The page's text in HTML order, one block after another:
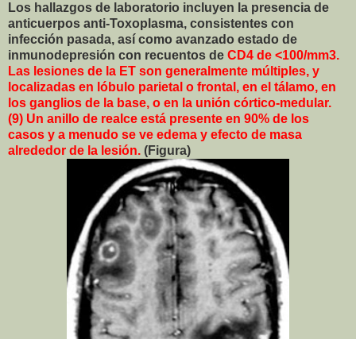
Los hallazgos de laboratorio incluyen la presencia de
anticuerpos anti-Toxoplasma, consistentes con
infección pasada, así como avanzado estado de
inmunodepresión con recuentos de CD4 de <100/mm3.
Las lesiones de la ET son generalmente múltiples, y
localizadas en lóbulo parietal o frontal, en el tálamo, en
los ganglios de la base, o en la unión córtico-medular.
(9) Un anillo de realce está presente en 90% de los
casos y a menudo se ve edema y efecto de masa
alrededor de la lesión. (Figura)